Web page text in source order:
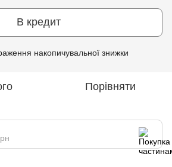
В кредит
накопичувальної знижки
Порівняти